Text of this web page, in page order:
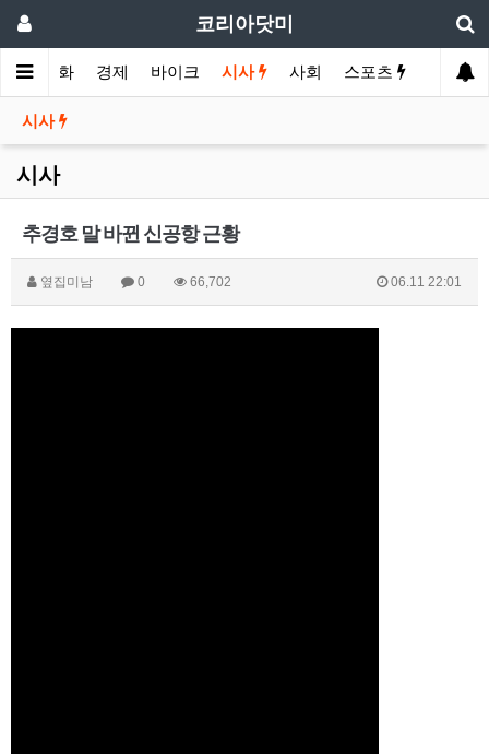
코리아닷미
인 영화 경제 바이크 시사 사회 스포츠 여행
시사
시사
추경호 말 바뀐 신공항 근황
옆집미남 0 66,702 06.11 22:01